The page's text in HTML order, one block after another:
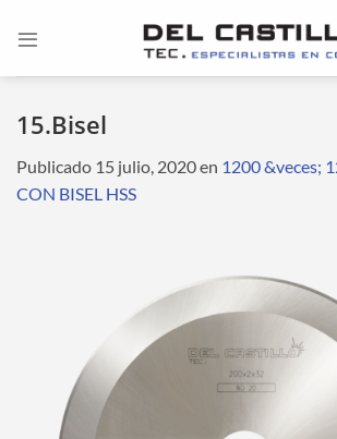
15.Bisel
Publicado 15 julio, 2020en 1200 &veces;
CON BISEL HSS